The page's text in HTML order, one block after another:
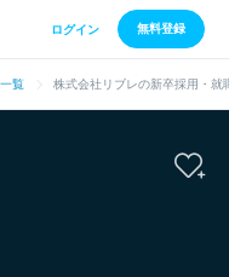
ログイン 無料登録
覧 株式会社リブレの新卒採用・就